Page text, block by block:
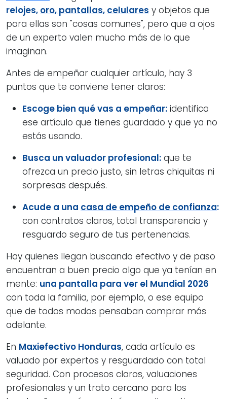
relojes, oro, pantallas, celulares y objetos que
para ellas son "cosas comunes", pero que a ojos
de un experto valen mucho más de lo que
imaginan.
Antes de empeñar cualquier artículo, hay 3
puntos que te conviene tener claros:
Escoge bien qué vas a empeñar: identifica
ese artículo que tienes guardado y que ya no
estás usando.
Busca un valuador profesional: que te
ofrezca un precio justo, sin letras chiquitas ni
sorpresas después.
Acude a una casa de empeño de confianza:
con contratos claros, total transparencia y
resguardo seguro de tus pertenencias.
Hay quienes llegan buscando efectivo y de paso
encuentran a buen precio algo que ya tenían en
mente: una pantalla para ver el Mundial 2026
con toda la familia, por ejemplo, o ese equipo
que de todos modos pensaban comprar más
adelante.
En Maxiefectivo Honduras, cada artículo es
valuado por expertos y resguardado con total
seguridad. Con procesos claros, valuaciones
profesionales y un trato cercano para los